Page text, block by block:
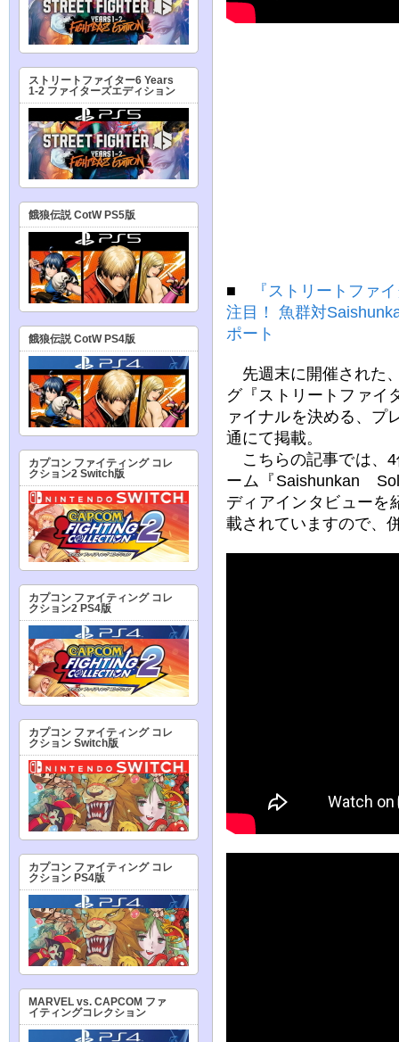
■
『ストリートファ
注目！ 魚群対
ポート
先週末に開催された
グ『ストリートファ
ァイナルを決める、プ
通にて掲載。
こちらの記事では、
ーム『Saishunkan
ディアインタビューを
載されていますので、
ストリートファイター6 Years
1-2 ファイターズエディション
餓狼伝説 CotW PS5版
餓狼伝説 CotW PS4版
カプコン ファイティング コレ
クション2 Switch版
カプコン ファイティング コレ
クション2 PS4版
カプコン ファイティング コレ
クション Switch版
カプコン ファイティング コレ
クション PS4版
MARVEL vs. CAPCOM ファ
イティングコレクション